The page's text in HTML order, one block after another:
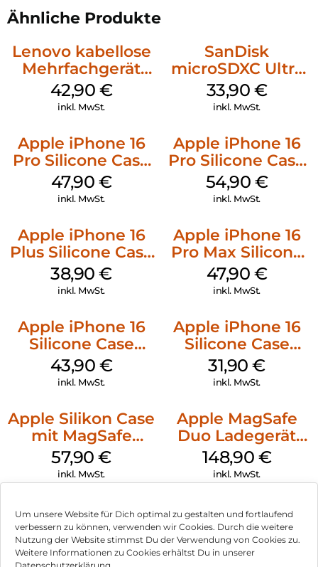
Um unsere Website für Dich optimal zu gestalten und fortlaufend
verbessern zu können, verwenden wir Cookies. Durch die weitere
Nutzung der Website stimmst Du der Verwendung von Cookies zu.
Weitere Informationen zu Cookies erhältst Du in unserer
Ähnliche Produkte
Lenovo kabellose
Mehrfachgerät
Luna Grey
42,90 €
inkl. MwSt.
SanDisk
microSDXC Ultra
128 GB + Adapter
Mobile
33,90 €
inkl. MwSt.
Apple iPhone 16
Pro Silicone Case
MagSafe Denim
47,90 €
inkl. MwSt.
Apple iPhone 16
Pro Silicone Case
MagSafe Black
54,90 €
inkl. MwSt.
Apple iPhone 16
Plus Silicone Case
MagSafe Denim
38,90€
inkl. MwSt.
Apple iPhone 16
Pro Max Silicone
Case MagSafe
Black
47,90 €
inkl. MwSt.
Apple iPhone 16
Silicone Case
MagSafe Plum
43,90 €
inkl. MwSt.
Apple iPhone 16
Silicone Case
MagSafe Fuchsia
31,90€
inkl. MwSt.
Apple Silikon Case
mit MagSafe
iPhone 14 Pro
(PRODUCT)RED
57,90€
inkl. MwSt.
Apple MagSafe
Duo Ladegerät
Weiß
148,90 €
inkl. MwSt.
Impressum